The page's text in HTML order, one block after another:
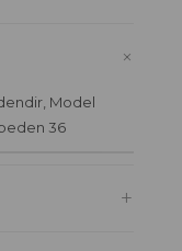
+
Model
36
+